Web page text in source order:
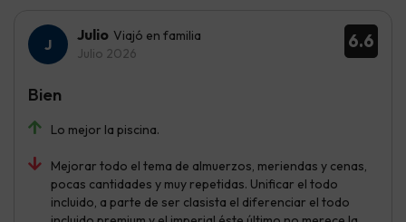
6.6
Julio Viajó en familia
Julio 2026
Lo mejor la piscina.
Mejorar todo el tema de almuerzos, meriendas y cenas,
pocas cantidades y muy repetidas. Unificar el todo
incluido, a parte de ser clasista el diferenciar el todo
Bien